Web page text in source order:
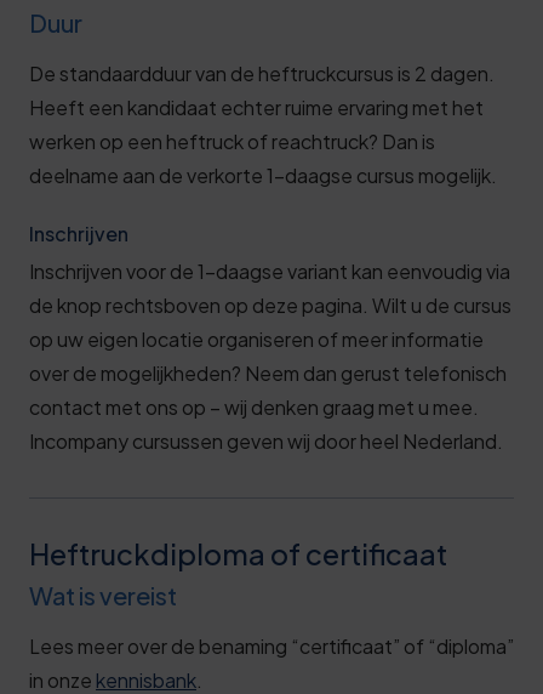
Duur
De standaardduur van de heftruckcursus is 2 dagen.
Heeft een kandidaat echter ruime ervaring met het
werken op een heftruck of reachtruck? Dan is
deelname aan de verkorte 1-daagse cursus mogelijk.
Inschrijven
Inschrijven voor de 1-daagse variant kan eenvoudig via
de knop rechtsboven op deze pagina. Wilt u de cursus
op uw eigen locatie organiseren of meer informatie
over de mogelijkheden? Neem dan gerust telefonisch
contact met ons op – wij denken graag met u mee.
Incompany cursussen geven wij door heel Nederland.
Heftruckdiploma of certificaat
Wat is vereist
Lees meer over de benaming “certificaat” of “diploma”
in onze kennisbank